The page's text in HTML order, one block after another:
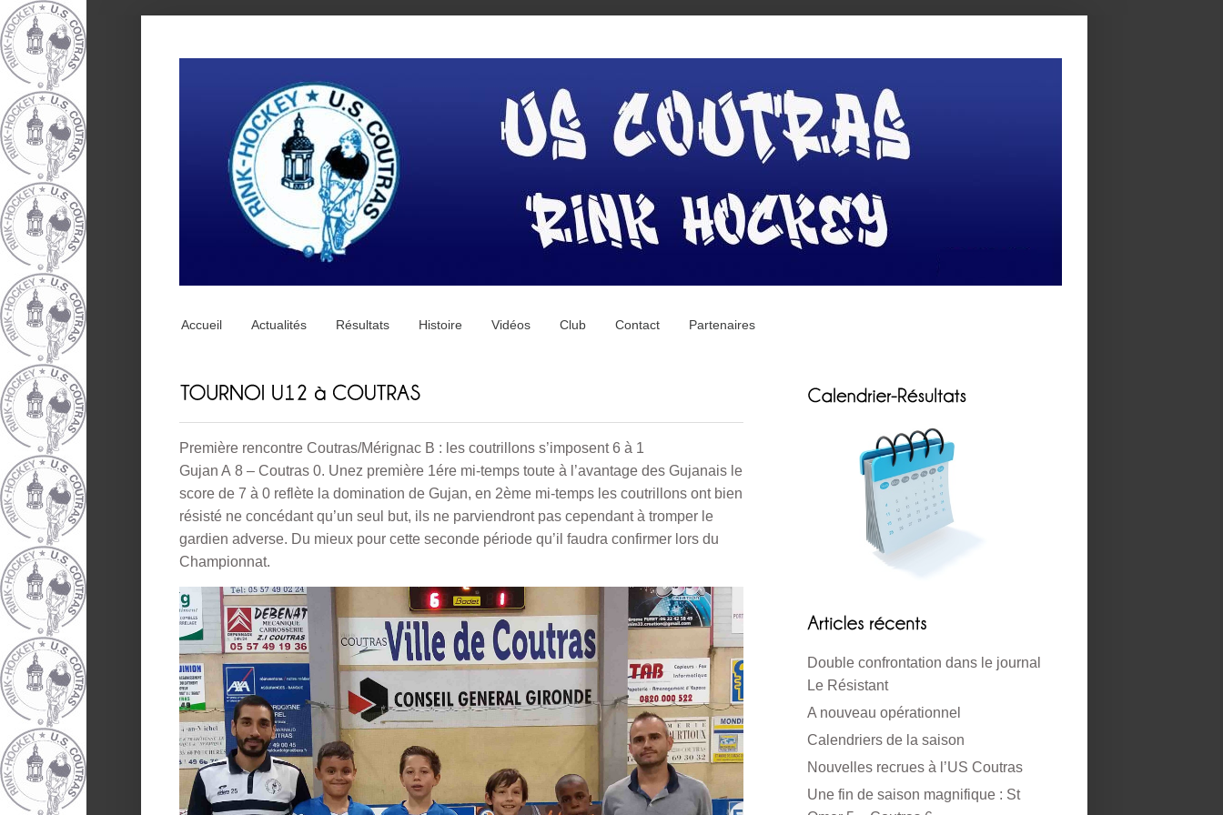
Accueil Actualités Résultats Histoire Vidéos Club Contact Partenaires
Première rencontre Coutras/Mérignac B : les coutrillons s’imposent 6 à 1
Gujan A 8 – Coutras 0. Unez première 1ére mi-temps toute à l’avantage des Gujanais le
score de 7 à 0 reflète la domination de Gujan, en 2ème mi-temps les coutrillons ont bien
résisté ne concédant qu’un seul but, ils ne parviendront pas cependant à tromper le
gardien adverse. Du mieux pour cette seconde période qu’il faudra confirmer lors du
Championnat.
Double confrontation dans le journal
Le Résistant
A nouveau opérationnel
Calendriers de la saison
Nouvelles recrues à l’US Coutras
Une fin de saison magnifique : St